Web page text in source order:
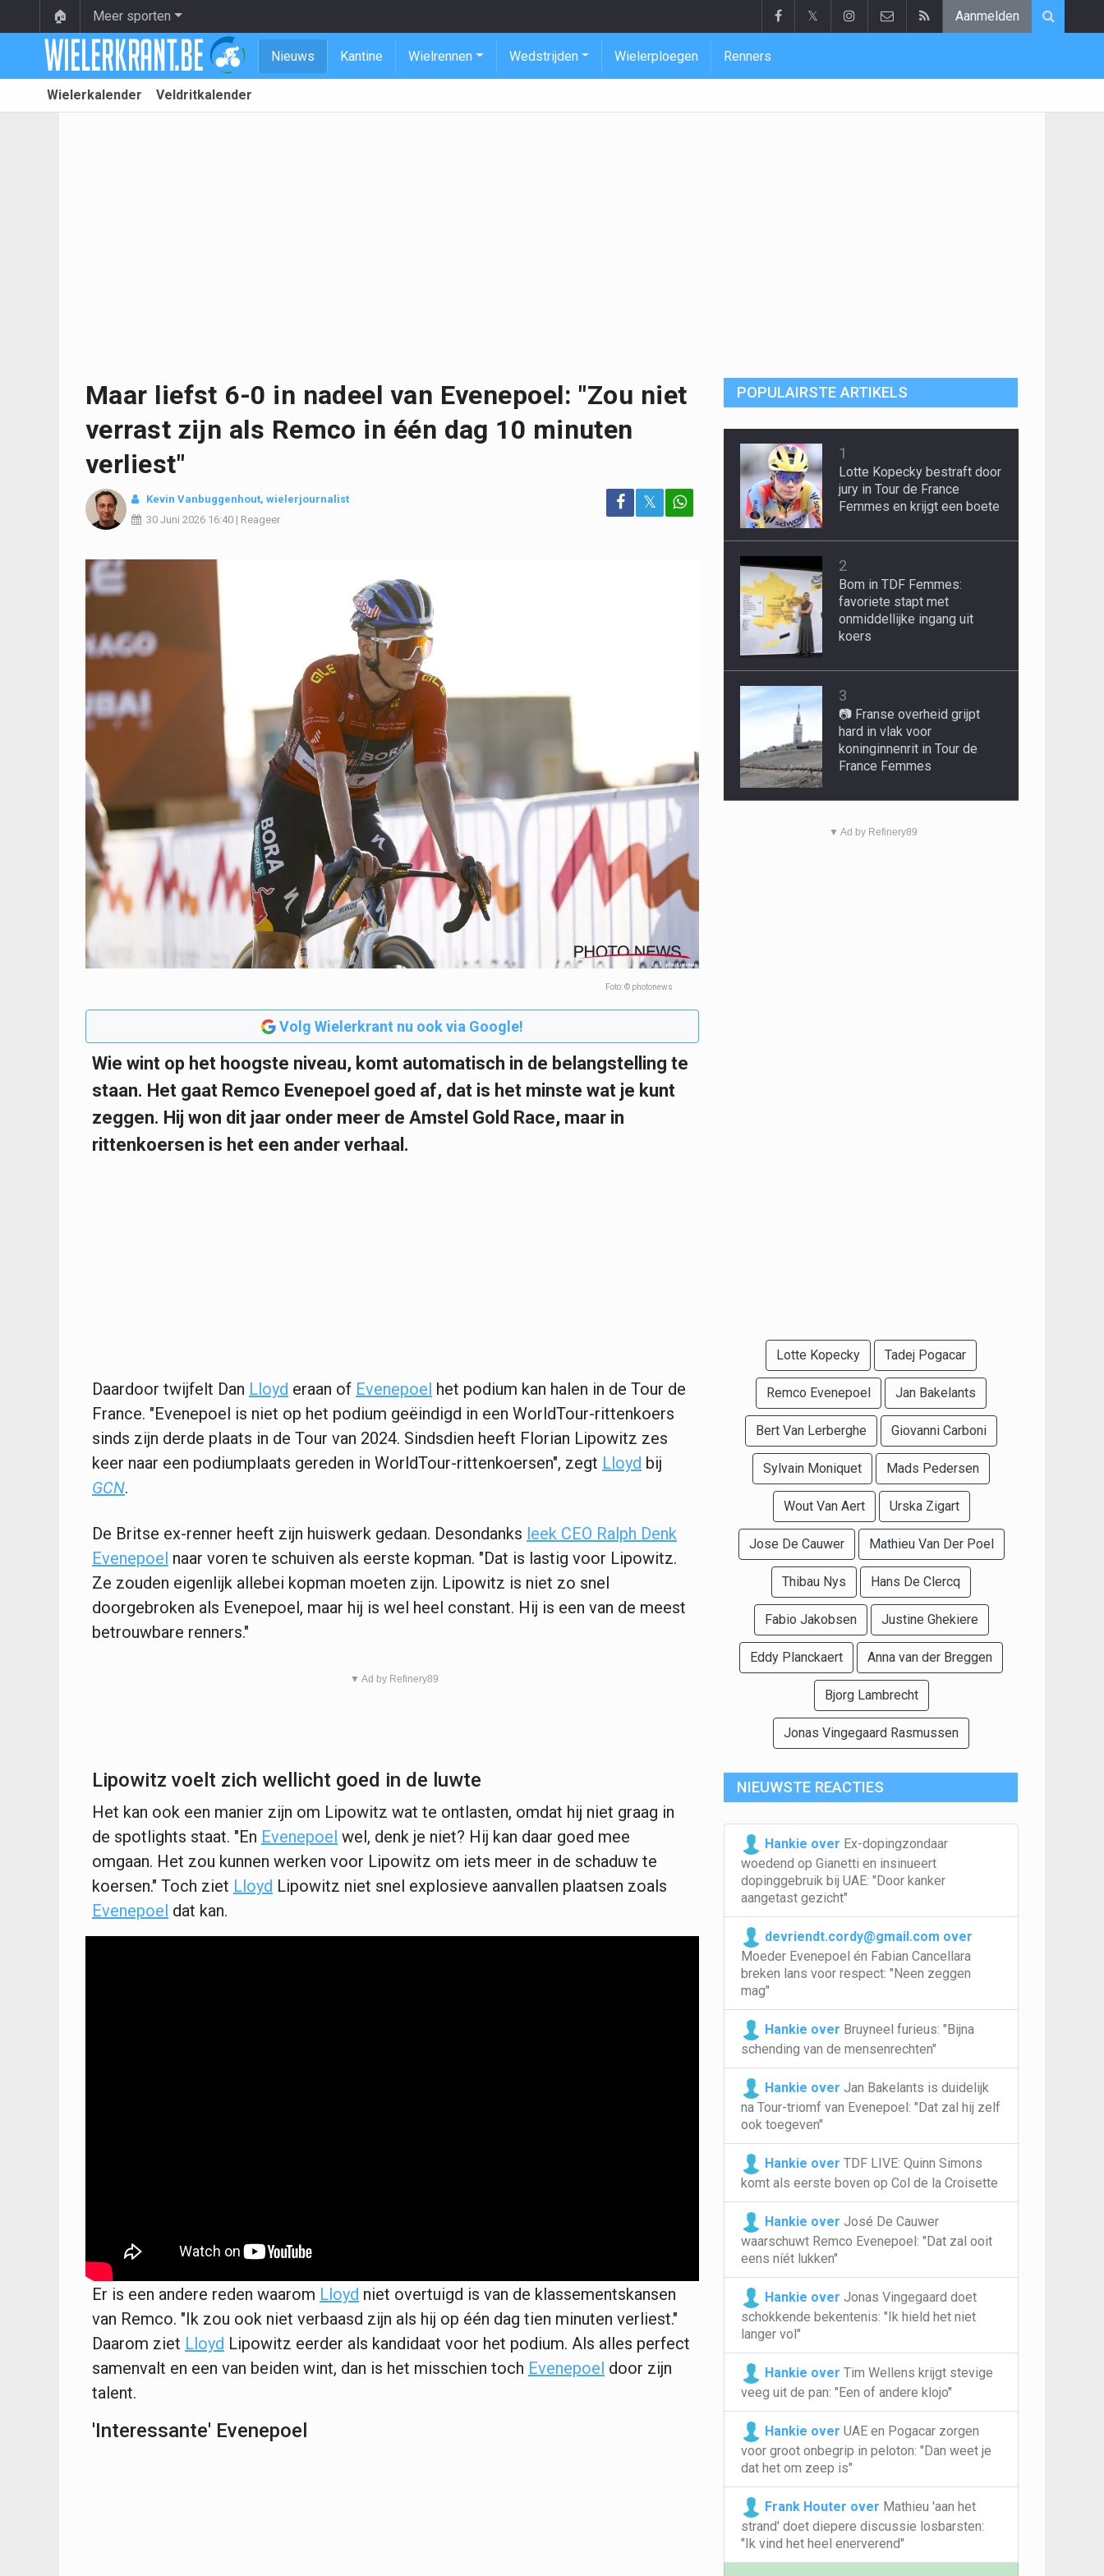
🏠 Meer sporten 𝕏 Aanmelden
Nieuws Kantine Wielrennen Wedstrijden Wielerploegen Renners
Wielerkalender Veldritkalender
Maar liefst 6-0 in nadeel van Evenepoel: "Zou niet
verrast zijn als Remco in één dag 10 minuten
verliest"
Kevin Vanbuggenhout, wielerjournalist
30 Juni 2026 16:40 | Reageer
𝕏
Foto: © photonews
Volg Wielerkrant nu ook via Google!
Wie wint op het hoogste niveau, komt automatisch in de belangstelling te
staan. Het gaat Remco Evenepoel goed af, dat is het minste wat je kunt
zeggen. Hij won dit jaar onder meer de Amstel Gold Race, maar in
rittenkoersen is het een ander verhaal.
Daardoor twijfelt Dan Lloyd eraan of Evenepoel het podium kan halen in de Tour de
France. "Evenepoel is niet op het podium geëindigd in een WorldTour-rittenkoers
sinds zijn derde plaats in de Tour van 2024. Sindsdien heeft Florian Lipowitz zes
keer naar een podiumplaats gereden in WorldTour-rittenkoersen", zegt Lloyd bij
GCN.
De Britse ex-renner heeft zijn huiswerk gedaan. Desondanks leek CEO Ralph Denk
Evenepoel naar voren te schuiven als eerste kopman. "Dat is lastig voor Lipowitz.
Ze zouden eigenlijk allebei kopman moeten zijn. Lipowitz is niet zo snel
doorgebroken als Evenepoel, maar hij is wel heel constant. Hij is een van de meest
betrouwbare renners."
▼ Ad by Refinery89
Lipowitz voelt zich wellicht goed in de luwte
Het kan ook een manier zijn om Lipowitz wat te ontlasten, omdat hij niet graag in
de spotlights staat. "En Evenepoel wel, denk je niet? Hij kan daar goed mee
omgaan. Het zou kunnen werken voor Lipowitz om iets meer in de schaduw te
koersen." Toch ziet Lloyd Lipowitz niet snel explosieve aanvallen plaatsen zoals
Evenepoel dat kan.
Er is een andere reden waarom Lloyd niet overtuigd is van de klassementskansen
van Remco. "Ik zou ook niet verbaasd zijn als hij op één dag tien minuten verliest."
Daarom ziet Lloyd Lipowitz eerder als kandidaat voor het podium. Als alles perfect
samenvalt en een van beiden wint, dan is het misschien toch Evenepoel door zijn
talent.
'Interessante' Evenepoel
POPULAIRSTE ARTIKELS
1
Lotte Kopecky bestraft door
jury in Tour de France
Femmes en krijgt een boete
2
Bom in TDF Femmes:
favoriete stapt met
onmiddellijke ingang uit
koers
3
📷 Franse overheid grijpt
hard in vlak voor
koninginnenrit in Tour de
France Femmes
▼ Ad by Refinery89
Lotte Kopecky Tadej Pogacar
Remco Evenepoel Jan Bakelants
Bert Van Lerberghe Giovanni Carboni
Sylvain Moniquet Mads Pedersen
Wout Van Aert Urska Zigart
Jose De Cauwer Mathieu Van Der Poel
Thibau Nys Hans De Clercq
Fabio Jakobsen Justine Ghekiere
Eddy Planckaert Anna van der Breggen
Bjorg Lambrecht
Jonas Vingegaard Rasmussen
NIEUWSTE REACTIES
Hankie over Ex-dopingzondaar
woedend op Gianetti en insinueert
dopinggebruik bij UAE: "Door kanker
aangetast gezicht"
devriendt.cordy@gmail.com over
Moeder Evenepoel én Fabian Cancellara
breken lans voor respect: "Neen zeggen
mag"
Hankie over Bruyneel furieus: "Bijna
schending van de mensenrechten"
Hankie over Jan Bakelants is duidelijk
na Tour-triomf van Evenepoel: "Dat zal hij zelf
ook toegeven"
Hankie over TDF LIVE: Quinn Simons
komt als eerste boven op Col de la Croisette
Hankie over José De Cauwer
waarschuwt Remco Evenepoel: "Dat zal ooit
eens níét lukken"
Hankie over Jonas Vingegaard doet
schokkende bekentenis: "Ik hield het niet
langer vol"
Hankie over Tim Wellens krijgt stevige
veeg uit de pan: "Een of andere klojo"
Hankie over UAE en Pogacar zorgen
voor groot onbegrip in peloton: "Dan weet je
dat het om zeep is"
Frank Houter over Mathieu 'aan het
strand' doet diepere discussie losbarsten:
"Ik vind het heel enerverend"